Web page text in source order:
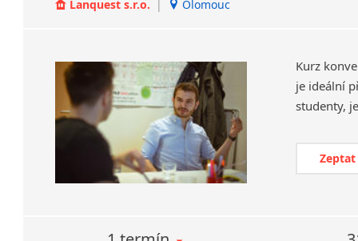
Lanquest s.r.o. Olomouc
Kurz
je ideální
Zeptat